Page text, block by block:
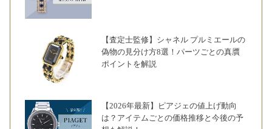
【査定士監修】シャネル プルミエールの
偽物の見分け方8選！パーツごとの真贋
ポイントを解説
【2026年最新】ピアジェの値上げ動向
は？アイテムごとの価格推移と今後の予